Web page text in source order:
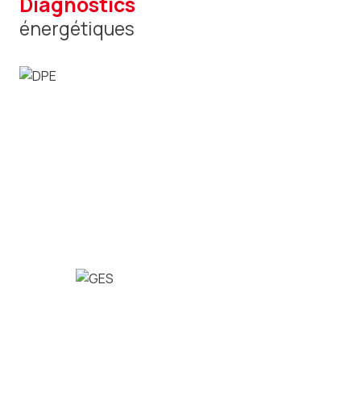
énergétiques